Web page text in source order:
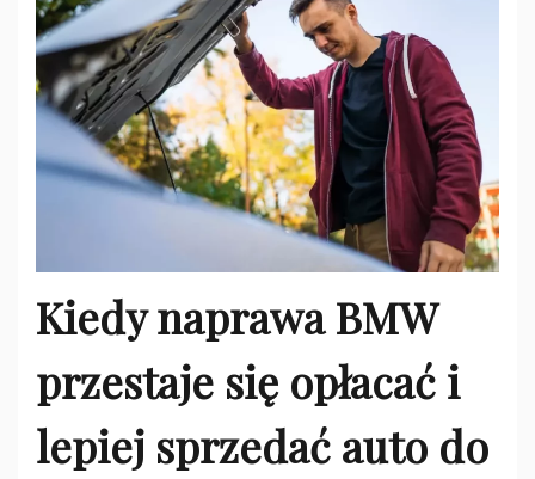
Kiedy naprawa BMW
przestaje się opłacać i
lepiej sprzedać auto do